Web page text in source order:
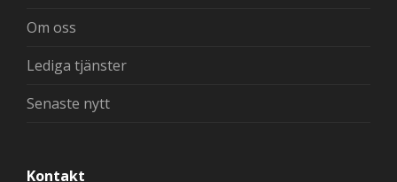
Om oss
Lediga tjänster
Senaste nytt
Kontakt